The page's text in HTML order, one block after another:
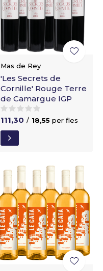
Mas de Rey
'Les Secrets de
Cornille' Rouge Terre
de Camargue IGP
111,30 / 18,55 per fles